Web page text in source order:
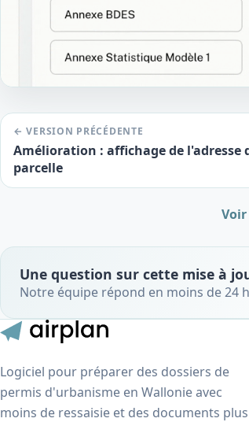
← VERSION PRÉCÉDENTE
Amélioration : affichage de l'adresse
parcelle
Une question sur cette mise à
Notre équipe répond en moins de 24
Logiciel pour préparer des dossiers de
permis d'urbanisme en Wallonie avec
moins de ressaisie et des documents plus